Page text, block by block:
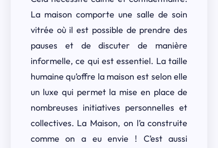
La maison comporte une salle de soin
vitrée où il est possible de prendre des
pauses et de discuter de manière
informelle, ce qui est essentiel. La taille
humaine qu’offre la maison est selon elle
un luxe qui permet la mise en place de
nombreuses initiatives personnelles et
collectives. La Maison, on l’a construite
comme on a eu envie ! C’est aussi